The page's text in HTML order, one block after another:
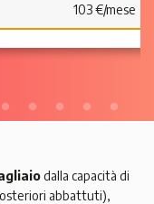
103 €/mese
dalla capacità di
abbattuti),